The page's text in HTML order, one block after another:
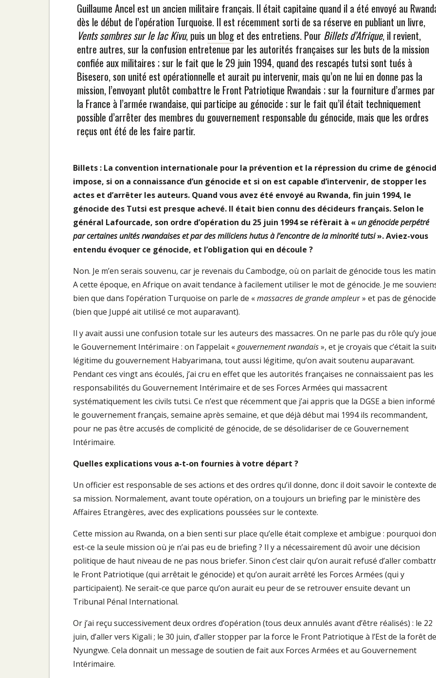
Guillaume Ancel est un ancien militaire français. Il était capitaine quand il a été envoyé au
dès le début de l’opération Turquoise. Il est récemment sorti de sa réserve en publiant un livre,
Vents sombres sur le lac Kivu, puis un bloget des entretiens. Pour Billets d’Afrique, il revient,
entre autres, sur la confusion entretenue par les autorités françaises sur les buts de la mission
confiée aux militaires ; sur le fait que le 29 juin 1994, quand des rescapés tutsi sont tués à
Bisesero, son unité est opérationnelle et aurait pu intervenir, mais qu’on ne lui en donne pas la
mission, l’envoyant plutôt combattre le Front Patriotique Rwandais ; sur la fourniture d’armes par
la France à l’armée rwandaise, qui participe au génocide ; sur le fait qu’il était techniquement
possible d’arrêter des membres du gouvernement responsable du génocide, mais que les ordres
reçus ont été de les faire partir.
Billets : La convention internationale pour la prévention et la répression du crime de
impose, si on a connaissance d’un génocide et si on est capable d’intervenir, de stopper les
actes et d’arrêter les auteurs. Quand vous avez été envoyé au Rwanda, fin juin 1994, le
génocide des Tutsi est presque achevé. Il était bien connu des décideurs français. Selon le
général Lafourcade, son ordre d’opération du 25 juin 1994 se réfèrait à « un génocide perpétré
par certaines unités rwandaises et par des miliciens hutus à l’encontre de la minorité tutsi». Aviez-vous
entendu évoquer ce génocide, et l’obligation qui en découle ?
Non. Je m’en serais souvenu, car je revenais du Cambodge, où on parlait de génocide tous les
A cette époque, en Afrique on avait tendance à facilement utiliser le mot de génocide. Je me
bien que dans l’opération Turquoise on parle de «massacres de grande ampleur » et pas de génocide
(bien que Juppé ait utilisé ce mot auparavant).
Il y avait aussi une confusion totale sur les auteurs des massacres. On ne parle pas du rôle qu’y joue
le Gouvernement Intérimaire : on l’appelait «gouvernement rwandais», et je croyais que c’était la
légitime du gouvernement Habyarimana, tout aussi légitime, qu’on avait soutenu auparavant.
Pendant ces vingt ans écoulés, j’ai cru en effet que les autorités françaises ne connaissaient pas les
responsabilités du Gouvernement Intérimaire et de ses Forces Armées qui massacrent
systématiquement les civils tutsi. Ce n’est que récemment que j’ai appris que la DGSE a bien informé
le gouvernement français, semaine après semaine, et que déjà début mai 1994 ils recommandent,
pour ne pas être accusés de complicité de génocide, de se désolidariser de ce Gouvernement
Intérimaire.
Quelles explications vous a-t-on fournies à votre départ ?
Un officier est responsable de ses actions et des ordres qu’il donne, donc il doit savoir le contexte de
sa mission. Normalement, avant toute opération, on a toujours un briefing par le ministère des
Affaires Etrangères, avec des explications poussées sur le contexte.
Cette mission au Rwanda, on a bien senti sur place qu’elle était complexe et ambigue : pourquoi
est-ce la seule mission où je n’ai pas eu de briefing ? Il y a nécessairement dû avoir une décision
politique de haut niveau de ne pas nous briefer. Sinon c’est clair qu’on aurait refusé d’aller
le Front Patriotique (qui arrêtait le génocide) et qu’on aurait arrêté les Forces Armées (qui y
participaient). Ne serait-ce que parce qu’on aurait eu peur de se retrouver ensuite devant un
Tribunal Pénal International.
Or j’ai reçu successivement deux ordres d’opération (tous deux annulés avant d’être réalisés) : le 22
juin, d’aller vers Kigali ; le 30 juin, d’aller stopper par la force le Front Patriotique à l’Est de la forêt de
Nyungwe. Cela donnait un message de soutien de fait aux Forces Armées et au Gouvernement
Intérimaire.